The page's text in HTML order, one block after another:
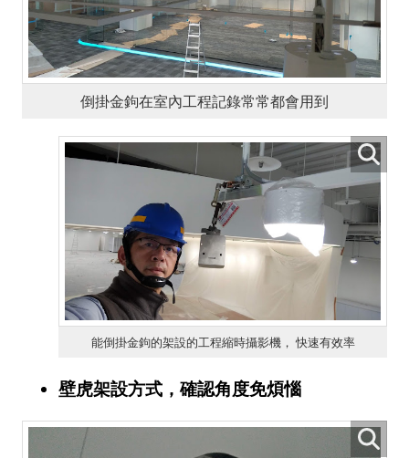
倒掛金鉤在室內工程記錄常常都會用到
能倒掛金鉤的架設的工程縮時攝影機， 快速有效率
壁虎架設方式，確認角度免煩惱